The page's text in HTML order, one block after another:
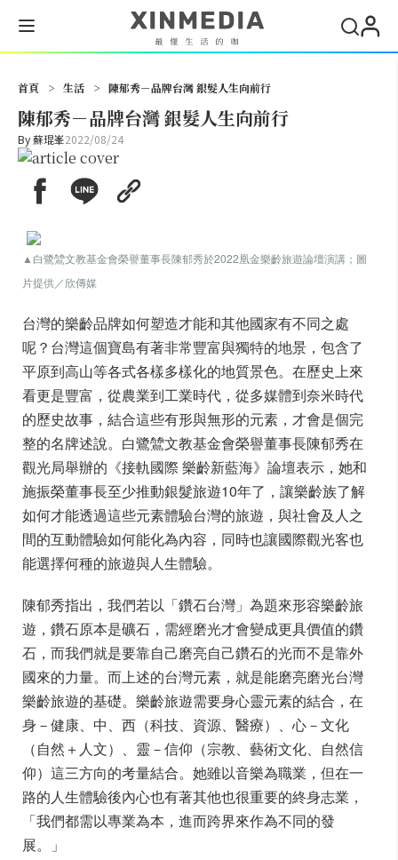
首頁 > 生活 > 陳郁秀－品牌台灣 銀髮人生向前行
陳郁秀－品牌台灣 銀髮人生向前行
By蘇琨峯2022/08/24
▲ 白鷺鷥文教基金會榮譽董事長陳郁秀於2022凰金樂齡旅遊論壇演講；圖
片提供／欣傳媒
台灣的樂齡品牌如何塑造才能和其他國家有不同之處
呢？台灣這個寶島有著非常豐富與獨特的地景，包含了
平原到高山等各式各樣多樣化的地質景色。在歷史上來
看更是豐富，從農業到工業時代，從多媒體到奈米時代
的歷史故事，結合這些有形與無形的元素，才會是個完
整的名牌述說。白鷺鷥文教基金會榮譽董事長陳郁秀在
觀光局舉辦的《接軌國際 樂齡新藍海》論壇表示，她和
施振榮董事長至少推動銀髮旅遊10年了，讓樂齡族了解
如何才能透過這些元素體驗台灣的旅遊，與社會及人之
間的互動體驗如何能化為內容，同時也讓國際觀光客也
能選擇何種的旅遊與人生體驗。
陳郁秀指出，我們若以「鑽石台灣」為題來形容樂齡旅
遊，鑽石原本是礦石，需經磨光才會變成更具價值的鑽
石，而我們就是要靠自己磨亮自己鑽石的光而不是靠外
國來的力量。而上述的台灣元素，就是能磨亮磨光台灣
樂齡旅遊的基礎。樂齡旅遊需要身心靈元素的結合，在
身－健康、中、西（科技、資源、醫療）、心－文化
（自然＋人文）、靈－信仰（宗教、藝術文化、自然信
仰）這三方向的考量結合。她雖以音樂為職業，但在一
路的人生體驗後內心也有著其他也很重要的終身志業，
「我們都需以專業為本，進而跨界來作為不同的發
展。」